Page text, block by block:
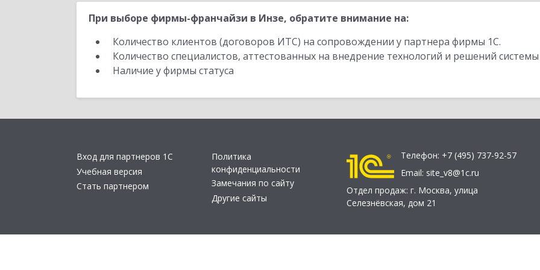
При выборе фирмы-франчайзи в Инзе, обратите внимание на:
Количество клиентов (договоров ИТС) на сопровождении у партнера фирмы 1С.
Количество специалистов, аттестованных на внедрение технологий и решений
Наличие у фирмы статуса
Вход для партнеров 1С
Учебная версия
Стать партнером
Политика
конфиденциальности
Замечания по сайту
Другие сайты
Телефон: +7 (495) 737-92-57
Email: site_v8@1c.ru
Отдел продаж: г. Москва, улица
Селезнёвская, дом 21